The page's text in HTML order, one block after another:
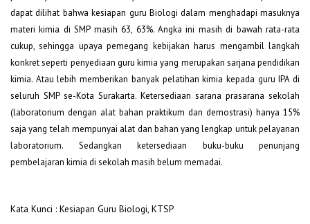
dapat dilihat bahwa kesiapan guru Biologi dalam menghadapi masuknya
materi kimia di SMP masih 63, 63%. Angka ini masih di bawah rata-rata
cukup, sehingga upaya pemegang kebijakan harus mengambil langkah
konkret seperti penyediaan guru kimia yang merupakan sarjana pendidikan
kimia. Atau lebih memberikan banyak pelatihan kimia kepada guru IPA di
seluruh SMP se-Kota Surakarta. Ketersediaan sarana prasarana sekolah
(laboratorium dengan alat bahan praktikum dan demostrasi) hanya 15%
saja yang telah mempunyai alat dan bahan yang lengkap untuk pelayanan
laboratorium. Sedangkan ketersediaan buku-buku penunjang
pembelajaran kimia di sekolah masih belum memadai.
Kata Kunci : Kesiapan Guru Biologi, KTSP